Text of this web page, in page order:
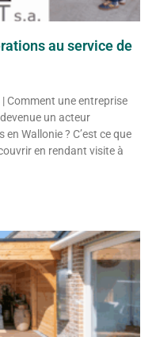
au service de
| Comment une entreprise
un acteur
Wallonie ? C’est ce que
en rendant visite à